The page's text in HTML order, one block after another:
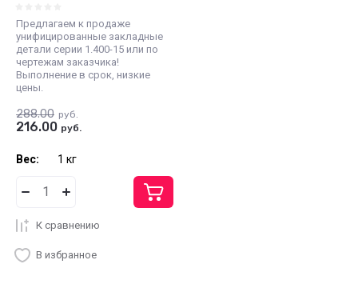
Предлагаем к продаже
унифицированные закладные
детали серии 1.400-15 или по
чертежам заказчика!
Выполнение в срок, низкие
цены.
288.00 руб.
216.00 руб.
Вес: 1 кг
К сравнению
В избранное